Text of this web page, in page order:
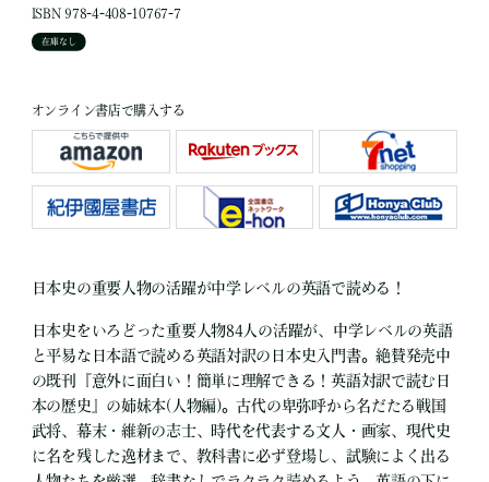
ISBN 978-4-408-10767-7
在庫なし
オンライン書店で購入する
日本史の重要人物の活躍が中学レベルの英語で読める！
日本史をいろどった重要人物84人の活躍が、中学レベルの英語
と平易な日本語で読める英語対訳の日本史入門書。絶賛発売中
の既刊『意外に面白い！簡単に理解できる！英語対訳で読む日
本の歴史』の姉妹本(人物編)。古代の卑弥呼から名だたる戦国
武将、幕末・維新の志士、時代を代表する文人・画家、現代史
に名を残した逸材まで、教科書に必ず登場し、試験によく出る